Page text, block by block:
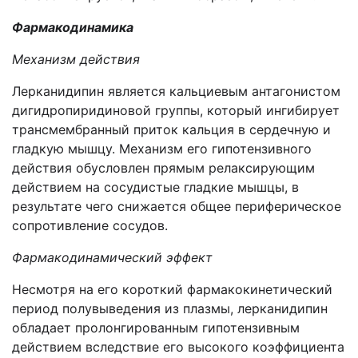
Фармакодинамика
Механизм действия
Лерканидипин является кальциевым антагонистом
дигидропиридиновой группы, который ингибирует
трансмембранный приток кальция в сердечную и
гладкую мышцу. Механизм его гипотензивного
действия обусловлен прямым релаксирующим
действием на сосудистые гладкие мышцы, в
результате чего снижается общее периферическое
сопротивление сосудов.
Фармакодинамический эффект
Несмотря на его короткий фармакокинетический
период полувыведения из плазмы, лерканидипин
обладает пролонгированным гипотензивным
действием вследствие его высокого коэффициента